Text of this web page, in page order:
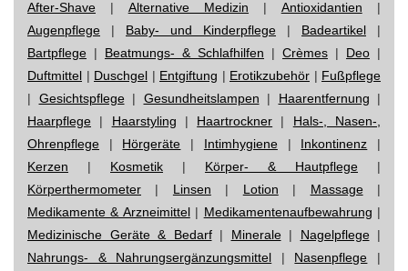
After-Shave | Alternative Medizin | Antioxidantien |
Augenpflege | Baby- und Kinderpflege | Badeartikel |
Bartpflege | Beatmungs- & Schlafhilfen | Crèmes | Deo |
Duftmittel | Duschgel | Entgiftung | Erotikzubehör | Fußpflege
| Gesichtspflege| Gesundheitslampen | Haarentfernung |
Haarpflege | Haarstyling | Haartrockner | Hals-, Nasen-,
Ohrenpflege | Hörgeräte | Intimhygiene| Inkontinenz |
Kerzen | Kosmetik | Körper- & Hautpflege |
Körperthermometer | Linsen | Lotion | Massage|
Medikamente & Arzneimittel| Medikamentenaufbewahrung |
Medizinische Geräte & Bedarf| Minerale| Nagelpflege|
Nahrungs- & Nahrungsergänzungsmittel | Nasenpflege |